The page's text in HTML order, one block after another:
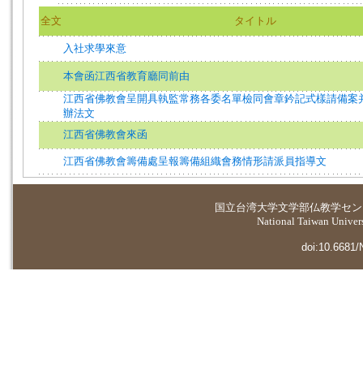
全文 タイトル
入社求學來意
本會函江西省教育廳同前由
江西省佛教會呈開具執監常務各委名單檢同會章鈐記式樣請備案
辦法文
江西省佛教會來函
江西省佛教會籌備處呈報籌備組織會務情形請派員指導文
国立台湾大学文学部仏教学セ
National Taiwan
doi:10.6681/